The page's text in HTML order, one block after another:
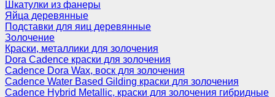
Шкатулки из фанеры
Яйца деревянные
Подставки для яиц деревянные
Золочение
Краски, металлики для золочения
Dora Cadence краски для золочения
Cadence Dora Wax, воск для золочения
Cadence Water Based Gilding краски для золочения
Cadence Hybrid Metallic, краски для золочения гибридные